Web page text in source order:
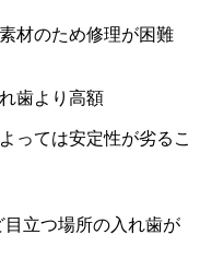
材のため修理が困難
歯より高額
っては安定性が劣るこ
目立つ場所の入れ歯が